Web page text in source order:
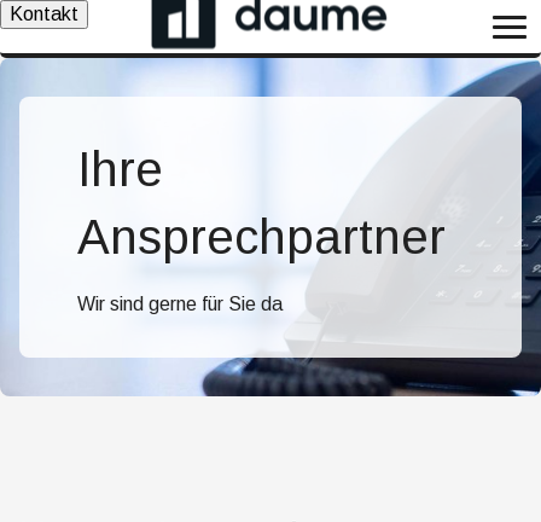
Kontakt
Ihre
Ansprechpartner
Wir sind gerne für Sie da